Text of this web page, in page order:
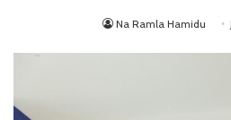
Na Ramla Hamidu